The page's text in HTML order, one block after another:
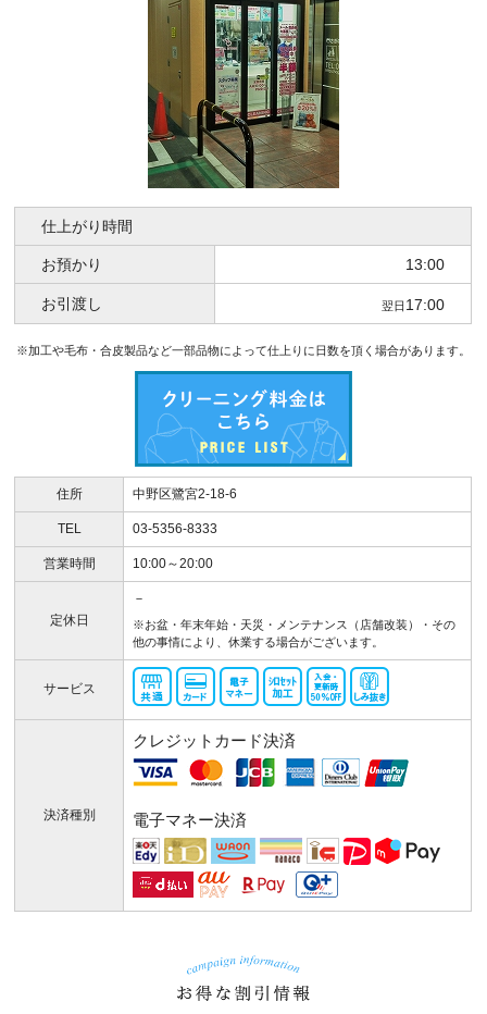
仕上がり時間
お預かり 13:00
お引渡し 翌日 17:00
※加工や毛布・合皮製品など一部品物によって仕上りに日数を頂く場合があります。
住所 中野区鷺宮2-18-6
TEL 03-5356-8333
営業時間 10:00～20:00
定休日
－
※お盆・年末年始・天災・メンテナンス（店舗改装）・その
他の事情により、休業する場合がございます。
サービス
決済種別
クレジットカード決済
電子マネー決済